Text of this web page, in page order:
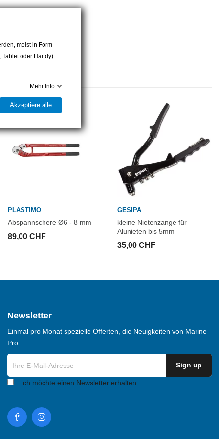
in verschiedenen Körnungen (Grits) für unterschiedliche
für eine Vielzahl von Anwendungen eingesetzt, von der
Achten Sie darauf, dass die Schleifscheibe, die Sie
geeignet ist.
in Eisenwarenläden, Baumärkten, bei Werkzeuglieferanten oder
Sie die richtige Scheibe entsprechend Ihren spezifischen
Maschine auswählen.
PLASTIMO
Abspannschere Ø6 - 8 mm
89,00 CHF
GESIPA
kleine Nietenzange für
Alunieten bis 5mm
35,00 CHF
Newsletter
Einmal pro Monat spezielle Offerten, die Neuigkeiten von Marine
Pro…
Ich möchte einen Newsletter erhalten
meist in Form
Tablet oder Handy)
Mehr Info
Akzeptiere alle